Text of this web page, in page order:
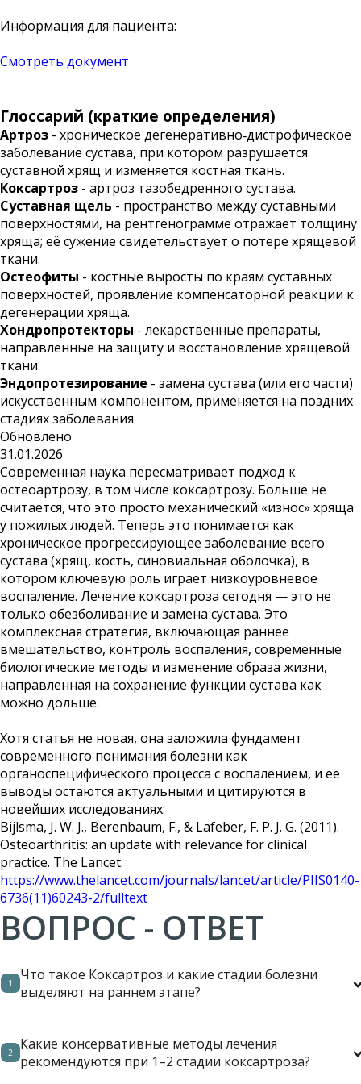
Информация для пациента:
Смотреть документ
Глоссарий (краткие определения)
Артроз - хроническое дегенеративно‑дистрофическое
заболевание сустава, при котором разрушается
суставной хрящ и изменяется костная ткань.
Коксартроз - артроз тазобедренного сустава.
Суставная щель - пространство между суставными
поверхностями, на рентгенограмме отражает толщину
хряща; её сужение свидетельствует о потере хрящевой
ткани.
Остеофиты - костные выросты по краям суставных
поверхностей, проявление компенсаторной реакции к
дегенерации хряща.
Хондропротекторы - лекарственные препараты,
направленные на защиту и восстановление хрящевой
ткани.
Эндопротезирование - замена сустава (или его части)
искусственным компонентом, применяется на поздних
стадиях заболевания
Обновлено
31.01.2026
Современная наука пересматривает подход к
остеоартрозу, в том числе коксартрозу. Больше не
считается, что это просто механический «износ» хряща
у пожилых людей. Теперь это понимается как
хроническое прогрессирующее заболевание всего
сустава (хрящ, кость, синовиальная оболочка), в
котором ключевую роль играет низкоуровневое
воспаление. Лечение коксартроза сегодня — это не
только обезболивание и замена сустава. Это
комплексная стратегия, включающая раннее
вмешательство, контроль воспаления, современные
биологические методы и изменение образа жизни,
направленная на сохранение функции сустава как
можно дольше.
Хотя статья не новая, она заложила фундамент
современного понимания болезни как
органоспецифического процесса с воспалением, и её
выводы остаются актуальными и цитируются в
новейших исследованиях:
Bijlsma, J. W. J., Berenbaum, F., & Lafeber, F. P. J. G. (2011).
Osteoarthritis: an update with relevance for clinical
practice. The Lancet.
https://www.thelancet.com/journals/lancet/article/PIIS0140-
6736(11)60243-2/fulltext
ВОПРОС - ОТВЕТ
1
Что такое Коксартроз и какие стадии болезни
выделяют на раннем этапе?
хряща, снижение синовиального «смазывающего»
ресурса сустава, нарушение функции. На 1-й стадии
2
Какие консервативные методы лечения
рекомендуются при 1–2 стадии коксартроза?